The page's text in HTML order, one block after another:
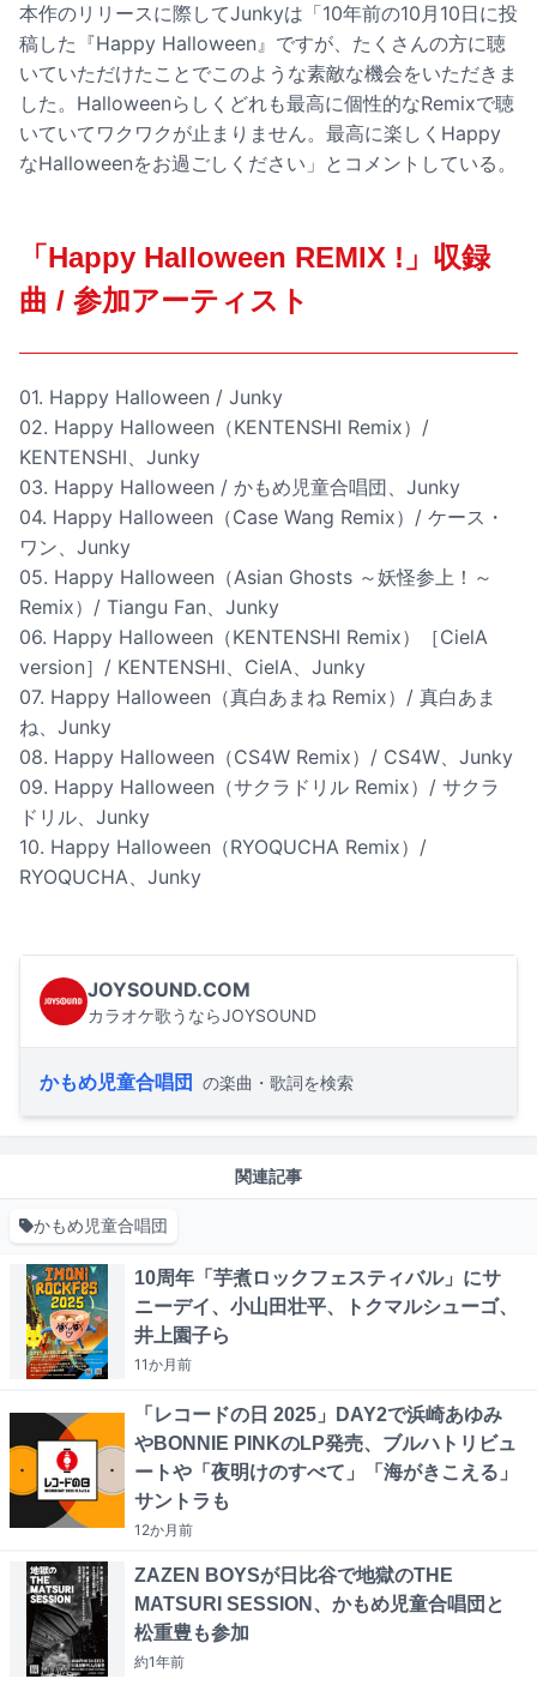
本作のリリースに際してJunkyは「10年前の10月10日に投
稿した『Happy Halloween』ですが、たくさんの方に聴
いていただけたことでこのような素敵な機会をいただきま
した。Halloweenらしくどれも最高に個性的なRemixで聴
いていてワクワクが止まりません。最高に楽しくHappy
なHalloweenをお過ごしください」とコメントしている。
「Happy Halloween REMIX !」収録
曲 / 参加アーティスト
01. Happy Halloween / Junky
02. Happy Halloween（KENTENSHI Remix）/
KENTENSHI、Junky
03. Happy Halloween / かもめ児童合唱団、Junky
04. Happy Halloween（Case Wang Remix）/ ケース・
ワン、Junky
05. Happy Halloween（Asian Ghosts ～妖怪参上！～
Remix）/ Tiangu Fan、Junky
06. Happy Halloween（KENTENSHI Remix）［CielA
version］/ KENTENSHI、CielA、Junky
07. Happy Halloween（真白あまね Remix）/ 真白あま
ね、Junky
08. Happy Halloween（CS4W Remix）/ CS4W、Junky
09. Happy Halloween（サクラドリル Remix）/ サクラ
ドリル、Junky
10. Happy Halloween（RYOQUCHA Remix）/
RYOQUCHA、Junky
JOYSOUND.COM
カラオケ歌うならJOYSOUND
かもめ児童合唱団 の楽曲・歌詞を検索
関連記事
かもめ児童合唱団
10周年「芋煮ロックフェスティバル」にサ
ニーデイ、小山田壮平、トクマルシューゴ、
井上園子ら
11か月前
「レコードの日 2025」DAY2で浜崎あゆみ
やBONNIE PINKのLP発売、ブルハトリビュ
ートや「夜明けのすべて」「海がきこえる」
サントラも
12か月前
ZAZEN BOYSが日比谷で地獄のTHE
MATSURI SESSION、かもめ児童合唱団と
松重豊も参加
約1年前